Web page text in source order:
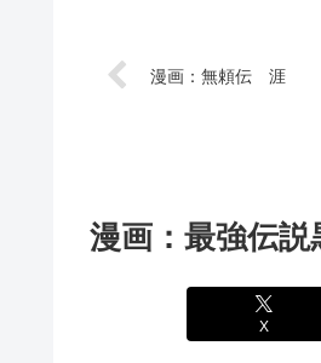
漫画：無頼伝 涯
漫画：最強伝説
X